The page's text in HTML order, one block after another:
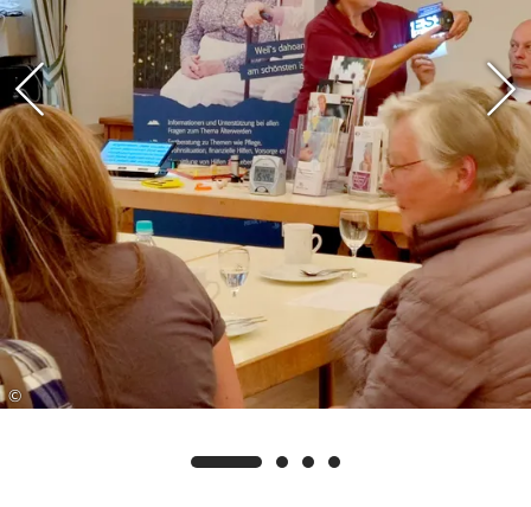
Der BBSB war mit zwei Referentinnen vor Ort:
Brigitte Lindmeier, Bezirksgruppenleiterin u.
Blinden- und Sehbehindertenberaterin und Frau
Ingrid Lischke, Blinden- und
Sehbehindertenberaterin für die Landkreise
Traunstein und Berchtesgadener Land, beide
selbst seheingeschränkt, berichteten
eindrücklich aus eigener Erfahrung. Sie
vermittelten nicht nur fundiertes Fachwissen
über verschiedene Augenerkrankungen, sondern
gaben auch praktische Einblicke in das Leben mit
eingeschränktem Sehvermögen. Durch ihren
eigenen Umgang mit Sehverlust konnten die
Referentinnen authentisch informieren und den
Ein besonderes Augenmerk lag auf den
©